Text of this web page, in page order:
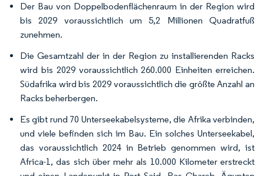
Der Bau von Doppelbodenflächenraum in der Region wird
bis 2029 voraussichtlich um 5,2 Millionen Quadratfuß
zunehmen.
Die Gesamtzahl der in der Region zu installierenden Racks
wird bis 2029 voraussichtlich 260.000 Einheiten erreichen.
Südafrika wird bis 2029 voraussichtlich die größte Anzahl an
Racks beherbergen.
Es gibt rund 70 Unterseekabelsysteme, die Afrika verbinden,
und viele befinden sich im Bau. Ein solches Unterseekabel,
das voraussichtlich 2024 in Betrieb genommen wird, ist
Africa-1, das sich über mehr als 10.000 Kilometer erstreckt